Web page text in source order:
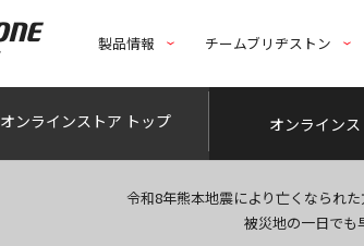
製品情報 チームブリヂストン
オンラインストア トップ オンライン
令和8年熊本地震により亡くなられ
被災地の一日でも